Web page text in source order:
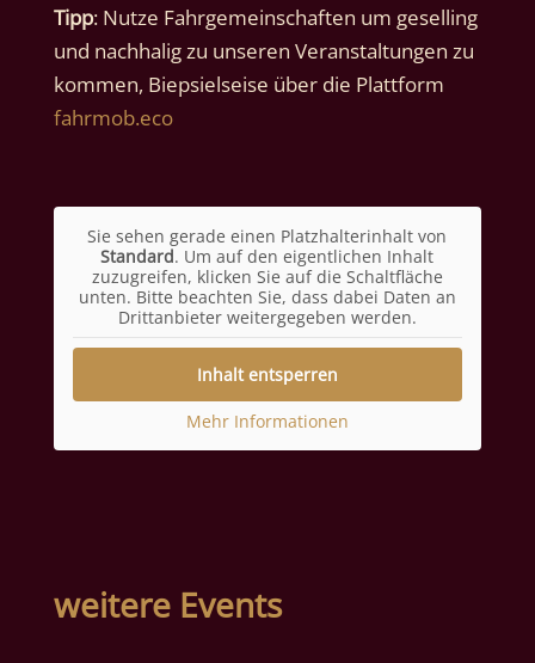
Tipp: Nutze Fahrgemeinschaften um geselling
und nachhalig zu unseren Veranstaltungen zu
kommen, Biepsielseise über die Plattform
fahrmob.eco
Sie sehen gerade einen Platzhalterinhalt von
Standard. Um auf den eigentlichen Inhalt
zuzugreifen, klicken Sie auf die Schaltfläche
unten. Bitte beachten Sie, dass dabei Daten an
Drittanbieter weitergegeben werden.
Inhalt entsperren
Mehr Informationen
weitere Events